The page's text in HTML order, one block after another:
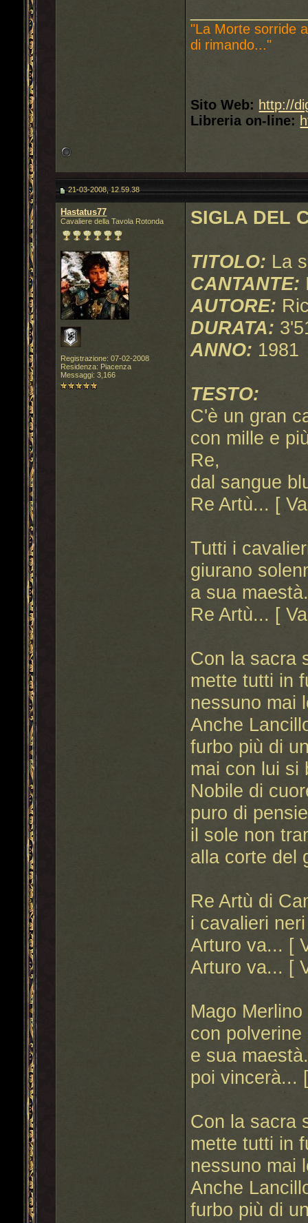
"La Morte sorride
di rimando..."
Sito Web: http://
Libreria on-line:
21-03-2008, 12.59.38
Hastatus77
Cavaliere della Tavola Rotonda
Registrazione: 07-02-2008
Residenza: Piacenza
Messaggi: 3,166
SIGLA DEL
TITOLO: La
CANTANTE:
AUTORE:
DURATA:
ANNO: 1981
TESTO:
C'è un gran
con mille e
Re,
dal sangue
Re Artù... [
Tutti i
giurano
a sua
Re Artù... [
Con la sacra
mette tutti in
nessuno mai
Anche
furbo più di
mai con lui si
Nobile di
puro di
il sole non
alla corte del
Re Artù di
i cavalieri
Arturo va... [
Arturo va... [
Mago
con
e sua
poi vincerà...
Con la sacra
mette tutti in
nessuno mai
Anche
furbo più di